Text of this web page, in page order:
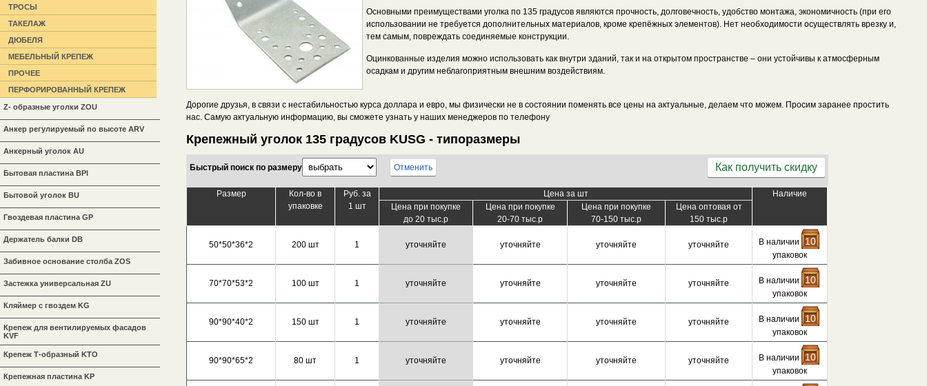
Основными преимуществами уголка по 135 градусов являются прочность, долговечность, удобство монтажа, экономичность (при его
использовании не требуется дополнительных материалов, кроме крепёжных элементов). Нет необходимости осуществлять врезку и,
тем самым, повреждать соединяемые конструкции.
Оцинкованные изделия можно использовать как внутри зданий, так и на открытом пространстве – они устойчивы к атмосферным
осадкам и другим неблагоприятным внешним воздействиям.
Дорогие друзья, в связи с нестабильностью курса доллара и евро, мы физически не в состоянии поменять все цены на актуальные, делаем что можем. Просим заранее простить
нас. Самую актуальную информацию, вы сможете узнать у наших менеджеров по телефону
Крепежный уголок 135 градусов KUSG - типоразмеры
Быстрый поиск по размеру Отменить Как получить скидку
Размер
Кол-во в
упаковке
Руб. за
1 шт
Цена за шт
Наличие
Цена при покупке
до 20 тыс.р
Цена при покупке
20-70 тыс.р
Цена при покупке
70-150 тыс.р
Цена оптовая от
150 тыс.р
50*50*36*2 200 шт 1 уточняйте уточняйте уточняйте уточняйте В наличии 10
упаковок
70*70*53*2 100 шт 1 уточняйте уточняйте уточняйте уточняйте В наличии 10
упаковок
90*90*40*2 150 шт 1 уточняйте уточняйте уточняйте уточняйте В наличии 10
упаковок
90*90*65*2 80 шт 1 уточняйте уточняйте уточняйте уточняйте В наличии 10
упаковок
ТРОСЫ
ТАКЕЛАЖ
ДЮБЕЛЯ
МЕБЕЛЬНЫЙ КРЕПЕЖ
ПРОЧЕЕ
ПЕРФОРИРОВАННЫЙ КРЕПЕЖ
Z- образные уголки ZOU
Анкер регулируемый по высоте ARV
Анкерный уголок AU
Бытовая пластина BPl
Бытовой уголок BU
Гвоздевая пластина GP
Держатель балки DB
Забивное основание столба ZOS
Застежка универсальная ZU
Кляймер с гвоздем KG
Крепеж для вентилируемых фасадов
KVF
Крепеж Т-образный KTO
Крепежная пластина KP